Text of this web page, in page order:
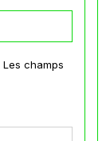
Les champs